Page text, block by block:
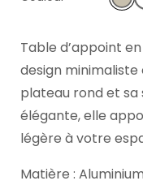
Table d’appoint
design
plateau rond et
élégante, elle
légère à votre
Matière : Aluminium